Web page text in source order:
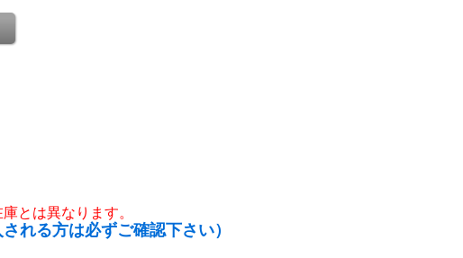
とは異なります。
れる方は必ずご確認下さい）